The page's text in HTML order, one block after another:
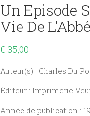
Un Episode
Vie De
€ 35,00
Auteur(s) : Charles Du
Éditeur : Imprimerie
Année de publication :